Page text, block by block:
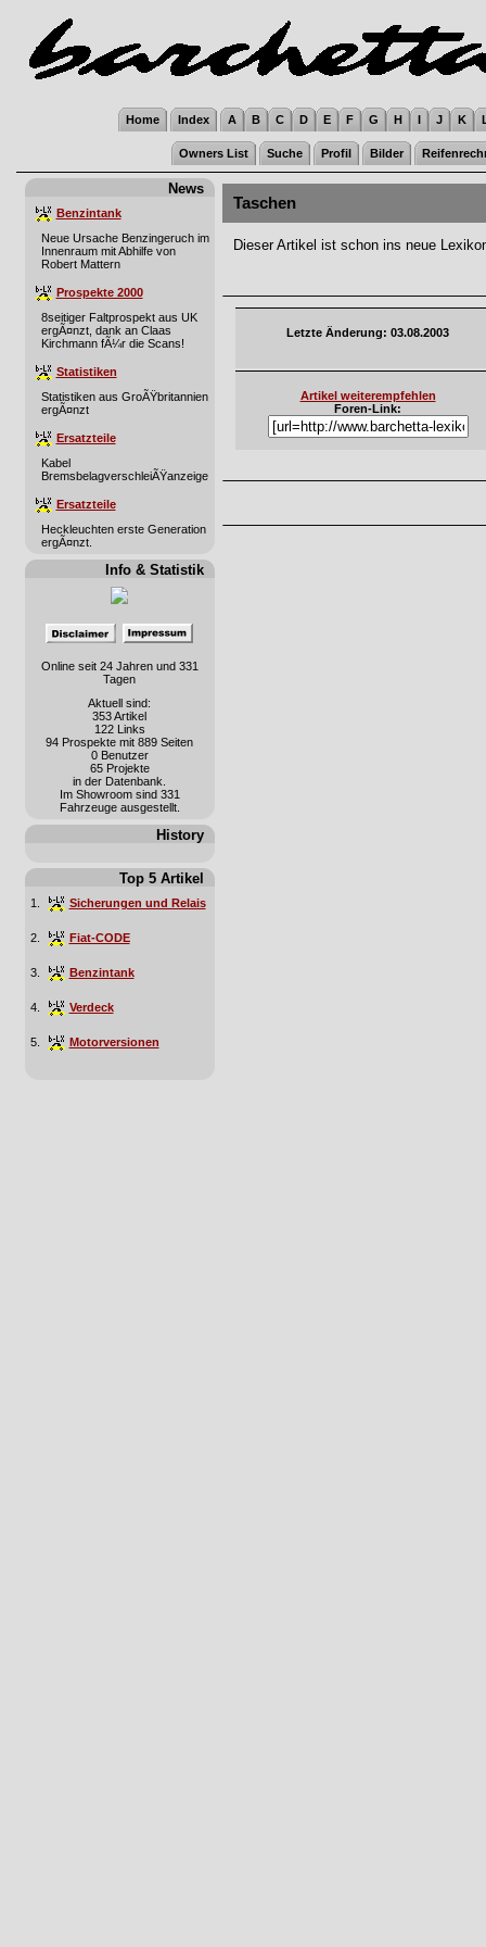
Home Index A B C D E F G H I J K
Owners List Suche Profil Bilder
News
Benzintank
Neue Ursache Benzingeruch im
Innenraum mit Abhilfe von
Robert Mattern
Prospekte 2000
8seitiger Faltprospekt aus UK
ergÃ¤nzt, dank an Claas
Kirchmann fÃ¼r die Scans!
Statistiken
Statistiken aus GroÃŸbritannien
ergÃ¤nzt
Ersatzteile
Kabel
BremsbelagverschleiÃŸanzeige
Ersatzteile
Heckleuchten erste Generation
ergÃ¤nzt.
Info & Statistik
Online seit 24 Jahren und 331
Tagen
Aktuell sind:
353 Artikel
122 Links
94 Prospekte mit 889 Seiten
0 Benutzer
65 Projekte
in der Datenbank.
Im Showroom sind 331
Fahrzeuge ausgestellt.
History
Top 5 Artikel
1. Sicherungen und Relais
2. Fiat-CODE
3. Benzintank
4. Verdeck
5. Motorversionen
Taschen
Dieser Artikel ist schon ins neue
Letzte Änderung: 03.08.2003
Artikel weiterempfehlen
Foren-Link: